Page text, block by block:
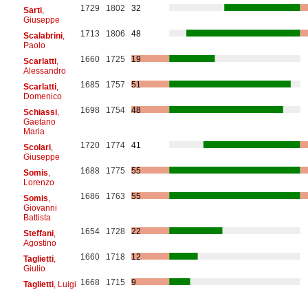
Sarti,
Giuseppe
1729 1802 32
Scalabrini,
Paolo
1713 1806 48
Scarlatti,
Alessandro
1660 1725 19
Scarlatti,
Domenico
1685 1757 51
Schiassi,
Gaetano
Maria
1698 1754 48
Scolari,
Giuseppe
1720 1774 41
Somis
Lorenzo
1688 1775 55
Somis
Giovanni
Battista
1686 1763 55
Steffani,
Agostino
1654 1728 22
Taglietti,
Giulio
1660 1718 12
Taglietti, Luigi 1668 1715
9